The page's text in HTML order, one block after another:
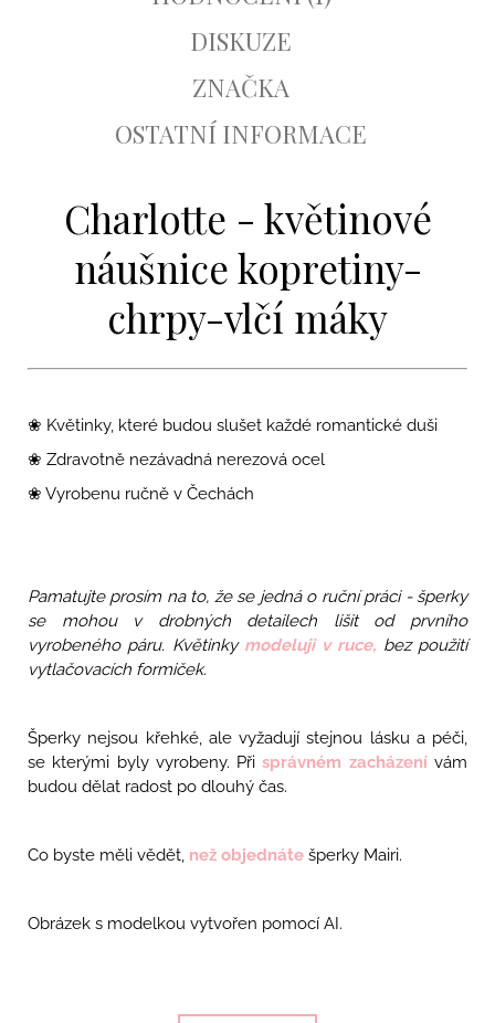
DISKUZE
ZNAČKA
OSTATNÍ INFORMACE
Charlotte - květinové
náušnice kopretiny-
chrpy-vlčí máky
❀ Květinky, které budou slušet každé romantické duši
❀ Zdravotně nezávadná nerezová ocel
❀ Vyrobenu ručně v Čechách
Pamatujte prosím na to, že se jedná o ruční práci - šperky
se mohou v drobných detailech lišit od prvního
vyrobeného páru. Květinky modeluji v ruce, bez použití
vytlačovacích formiček.
Šperky nejsou křehké, ale vyžadují stejnou lásku a péči,
se kterými byly vyrobeny. Při správném zacházení vám
budou dělat radost po dlouhý čas.
Co byste měli vědět, než objednáte šperky Mairi.
Obrázek s modelkou vytvořen pomocí AI.